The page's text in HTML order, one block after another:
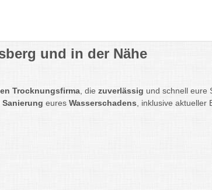
und in der Nähe
Trocknungsfirma , die zuverlässig und schnell eure
Sanierung eures Wasserschadens , inklusive